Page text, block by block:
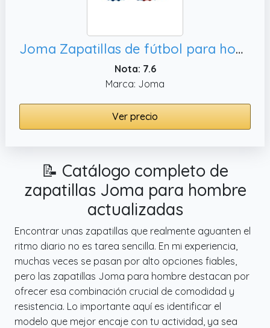
Joma Zapatillas de fútbol para hombre, 43 EU
Nota: 7.6
Marca: Joma
Ver precio
📝 Catálogo completo de
zapatillas Joma para hombre
actualizadas
Encontrar unas zapatillas que realmente aguanten el
ritmo diario no es tarea sencilla. En mi experiencia,
muchas veces se pasan por alto opciones fiables,
pero las zapatillas Joma para hombre destacan por
ofrecer esa combinación crucial de comodidad y
resistencia. Lo importante aquí es identificar el
modelo que mejor encaje con tu actividad, ya sea